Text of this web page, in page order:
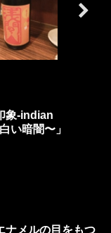
象-indian
い暗闇〜」
ナメルの目をもつ